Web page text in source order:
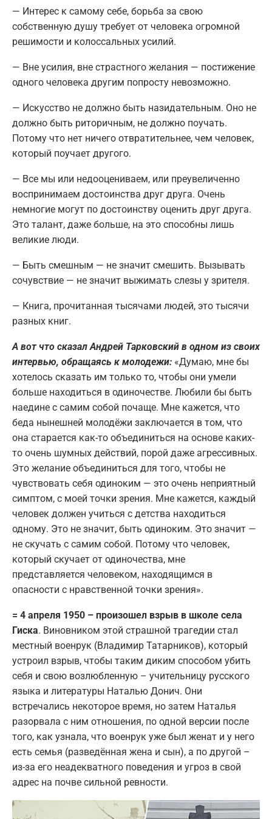
— Интерес к самому себе, борьба за свою
собственную душу требует от человека огромной
решимости и колоссальных усилий.
— Вне усилия, вне страстного желания — постижение
одного человека другим попросту невозможно.
— Искусство не должно быть назидательным. Оно не
должно быть риторичным, не должно поучать.
Потому что нет ничего отвратительнее, чем человек,
который поучает другого.
— Все мы или недооцениваем, или преувеличенно
воспринимаем достоинства друг друга. Очень
немногие могут по достоинству оценить друг друга.
Это талант, даже больше, на это способны лишь
великие люди.
— Быть смешным — не значит смешить. Вызывать
сочувствие — не значит выжимать слезы у зрителя.
— Книга, прочитанная тысячами людей, это тысячи
разных книг.
А вот что сказал Андрей Тарковский в одном из своих
интервью, обращаясь к молодежи: «Думаю, мне бы
хотелось сказать им только то, чтобы они умели
больше находиться в одиночестве. Любили бы быть
наедине с самим собой почаще. Мне кажется, что
беда нынешней молодёжи заключается в том, что
она старается как-то объединиться на основе каких-
то очень шумных действий, порой даже агрессивных.
Это желание объединиться для того, чтобы не
чувствовать себя одиноким — это очень неприятный
симптом, с моей точки зрения. Мне кажется, каждый
человек должен учиться с детства находиться
одному. Это не значит, быть одиноким. Это значит —
не скучать с самим собой. Потому что человек,
который скучает от одиночества, мне
представляется человеком, находящимся в
опасности с нравственной точки зрения».
= 4 апреля 1950 – произошел взрыв в школе села
Гиска. Виновником этой страшной трагедии стал
местный военрук (Владимир Татарников), который
устроил взрыв, чтобы таким диким способом убить
себя и свою возлюбленную – учительницу русского
языка и литературы Наталью Донич. Они
встречались некоторое время, но затем Наталья
разорвала с ним отношения, по одной версии после
того, как узнала, что военрук уже был женат и у него
есть семья (разведённая жена и сын), а по другой –
из-за его неадекватного поведения и угроз в свой
адрес на почве сильной ревности.